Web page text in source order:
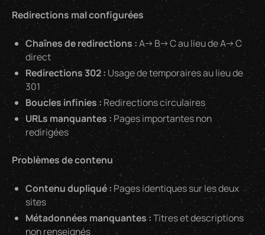
Redirections mal configurées
Chaînes de redirections :A→B→C au lieu de A→C
direct
Redirections 302 : Usage de temporaires au lieu de
301
Boucles infinies :Redirections circulaires
URLs manquantes : Pages importantes non
redirigées
Problèmes de contenu
Contenu dupliqué : Pages identiques sur les deux
sites
Métadonnées manquantes :Titres et descriptions
non renseignés